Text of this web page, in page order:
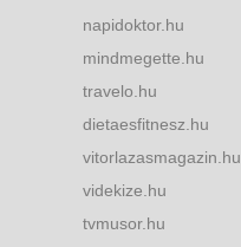
napidoktor.hu
mindmegette.hu
travelo.hu
dietaesfitnesz.hu
vitorlazasmagazin.hu
videkize.hu
tvmusor.hu